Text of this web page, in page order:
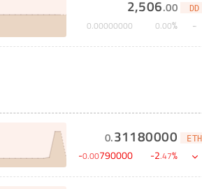
2,506.00 DD
0.00000000 0.00%
0.31180000 ETH
-0.00790000 -2.47%